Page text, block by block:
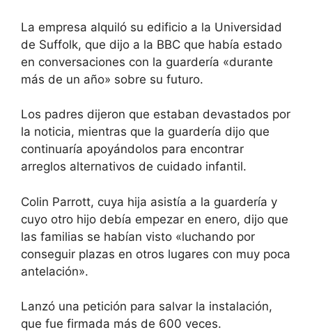
La empresa alquiló su edificio a la Universidad
de Suffolk, que dijo a la BBC que había estado
en conversaciones con la guardería «durante
más de un año» sobre su futuro.
Los padres dijeron que estaban devastados por
la noticia, mientras que la guardería dijo que
continuaría apoyándolos para encontrar
arreglos alternativos de cuidado infantil.
Colin Parrott, cuya hija asistía a la guardería y
cuyo otro hijo debía empezar en enero, dijo que
las familias se habían visto «luchando por
conseguir plazas en otros lugares con muy poca
antelación».
Lanzó una petición para salvar la instalación,
que fue firmada más de 600 veces.